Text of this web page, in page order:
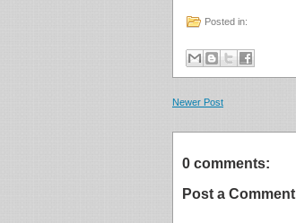
Posted in:
Newer Post
0 comments:
Post a Comment